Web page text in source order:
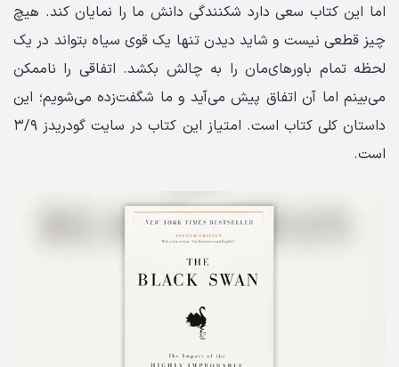
اما این کتاب سعی دارد شکنندگی دانش ما را نمایان کند. هیچ
چیز قطعی نیست و شاید دیدن تنها یک قوی سیاه بتواند در یک
لحظه تمام باورهای‌مان را به چالش بکشد. اتفاقی را ناممکن
می‌بینم اما آن اتفاق پیش می‌آید و ما شگفت‌زده می‌شویم؛ این
داستان کلی کتاب است. امتیاز این کتاب در سایت گودریدز ۳/۹
است.